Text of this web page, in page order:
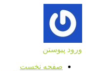
ورود پیوستن
صفحه نخست